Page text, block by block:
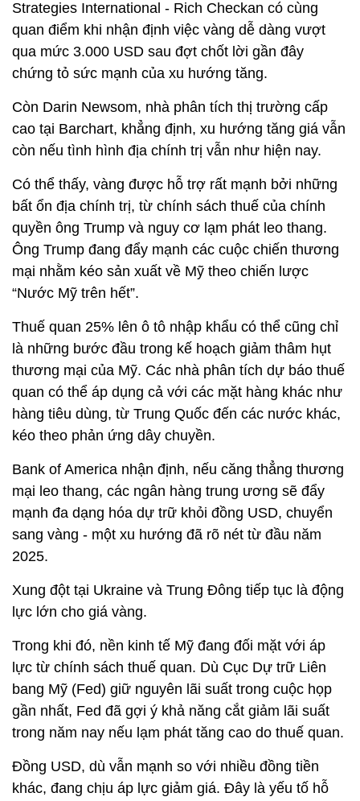
Strategies International - Rich Checkan có cùng
quan điểm khi nhận định việc vàng dễ dàng vượt
qua mức 3.000 USD sau đợt chốt lời gần đây
chứng tỏ sức mạnh của xu hướng tăng.
Còn Darin Newsom, nhà phân tích thị trường cấp
cao tại Barchart, khẳng định, xu hướng tăng giá vẫn
còn nếu tình hình địa chính trị vẫn như hiện nay.
Có thể thấy, vàng được hỗ trợ rất mạnh bởi những
bất ổn địa chính trị, từ chính sách thuế của chính
quyền ông Trump và nguy cơ lạm phát leo thang.
Ông Trump đang đẩy mạnh các cuộc chiến thương
mại nhằm kéo sản xuất về Mỹ theo chiến lược
“Nước Mỹ trên hết”.
Thuế quan 25% lên ô tô nhập khẩu có thể cũng chỉ
là những bước đầu trong kế hoạch giảm thâm hụt
thương mại của Mỹ. Các nhà phân tích dự báo thuế
quan có thể áp dụng cả với các mặt hàng khác như
hàng tiêu dùng, từ Trung Quốc đến các nước khác,
kéo theo phản ứng dây chuyền.
Bank of America nhận định, nếu căng thẳng thương
mại leo thang, các ngân hàng trung ương sẽ đẩy
mạnh đa dạng hóa dự trữ khỏi đồng USD, chuyển
sang vàng - một xu hướng đã rõ nét từ đầu năm
2025.
Xung đột tại Ukraine và Trung Đông tiếp tục là động
lực lớn cho giá vàng.
Trong khi đó, nền kinh tế Mỹ đang đối mặt với áp
lực từ chính sách thuế quan. Dù Cục Dự trữ Liên
bang Mỹ (Fed) giữ nguyên lãi suất trong cuộc họp
gần nhất, Fed đã gợi ý khả năng cắt giảm lãi suất
trong năm nay nếu lạm phát tăng cao do thuế quan.
Đồng USD, dù vẫn mạnh so với nhiều đồng tiền
khác, đang chịu áp lực giảm giá. Đây là yếu tố hỗ